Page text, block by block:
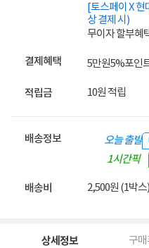
[토스페이 X 현
상 결제 시)
무이자 할부혜
결제혜택 5만원5%포인
적립금 10원 적립
배송정보 오늘 출발
1시간픽
배송비 2,500원 (1박스)
상세정보 구